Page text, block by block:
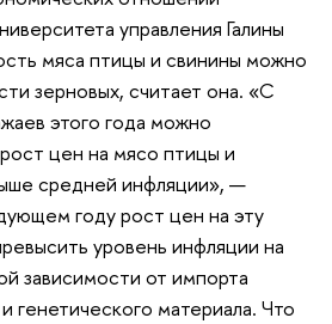
управления Галины
мяса птицы и свинины можно
зерновых, считает она. «С
этого года можно
цен на мясо птицы и
средней инфляции», —
году рост цен на эту
уровень инфляции на
зависимости от импорта
генетического материала. Что